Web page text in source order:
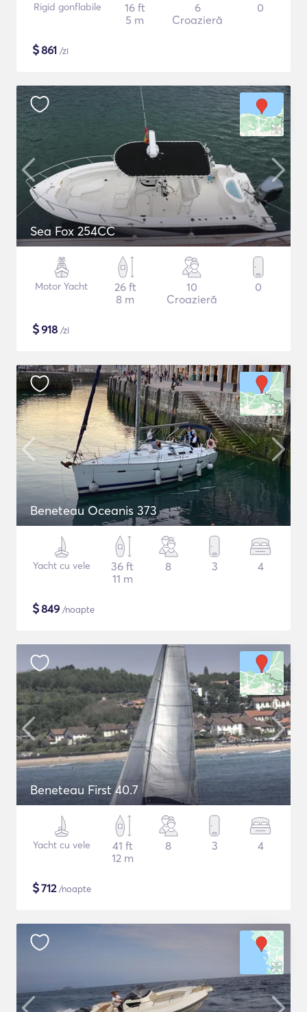
Rigid gonflabile
16 ft
5 m
6
Croazieră
0
$861 /zi
Sea Fox 254CC
Motor Yacht
26 ft
8 m
10
Croazieră
0
$918 /zi
Beneteau Oceanis 373
Yacht cu vele
36 ft
11 m
8 3 4
$849 /noapte
Beneteau First 40.7
Yacht cu vele
41 ft
12 m
8 3 4
$712/noapte